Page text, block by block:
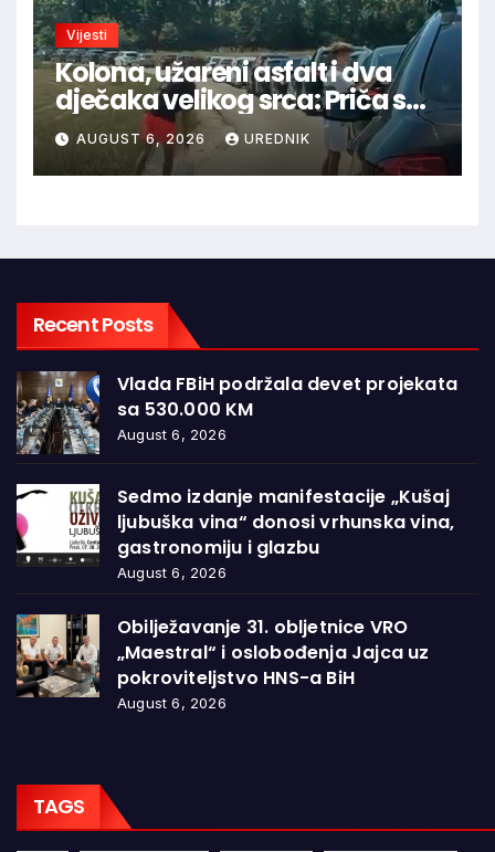
Vijesti
Kolona, užareni asfalt i dva
dječaka velikog srca: Priča s
granice oduševila regiju
AUGUST 6, 2026 UREDNIK
Recent Posts
Vlada FBiH podržala devet projekata
sa 530.000 KM
August 6, 2026
Sedmo izdanje manifestacije „Kušaj
ljubuška vina“ donosi vrhunska vina,
gastronomiju i glazbu
August 6, 2026
Obilježavanje 31. obljetnice VRO
„Maestral“ i oslobođenja Jajca uz
pokroviteljstvo HNS-a BiH
August 6, 2026
TAGS